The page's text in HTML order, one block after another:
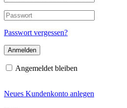
oder
E-
Mail-
Adresse
Passwort
Passwort vergessen?
Angemeldet bleiben
Neues Kundenkonto anlegen